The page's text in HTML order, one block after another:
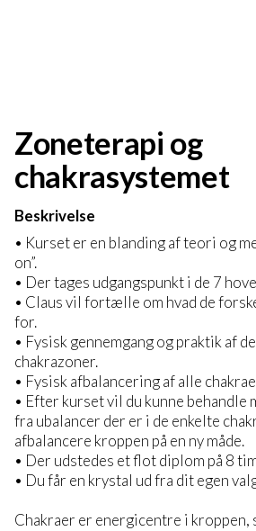
Zoneterapi og
chakrasystemet
Beskrivelse
• Kurset er en blanding af teori og
on”.
• Der tages udgangspunkt i de 7
• Claus vil fortælle om hvad de
for.
• Fysisk gennemgang og praktik af
chakrazoner.
• Fysisk afbalancering af alle
• Efter kurset vil du kunne behandle
fra ubalancer der er i de enkelte
afbalancere kroppen på en ny måde.
• Der udstedes et flot diplom på 8
• Du får en krystal ud fra dit egen
Chakraer er energicentre i kroppen,